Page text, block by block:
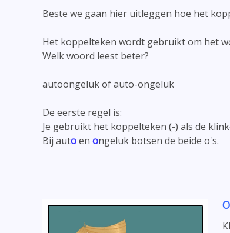
Beste we gaan hier uitleggen hoe het
Het koppelteken wordt gebruikt om het
Welk woord leest beter?
autoongeluk of auto-ongeluk
De eerste regel is:
Je gebruikt het koppelteken (-) als de
Bij autoen ongeluk botsen de beide o's.